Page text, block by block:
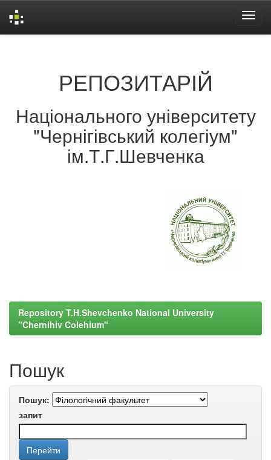
РЕПОЗИТАРІЙ
Національного університету
"Чернігівський колегіум"
ім.Т.Г.Шевченка
Repository T.H.Shevchenko National University
"Chernihiv Colehium"
Пошук
Пошук:
запит